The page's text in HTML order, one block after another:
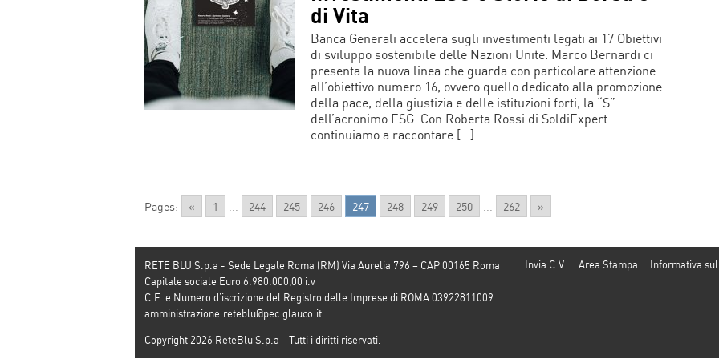
di Vita
Banca Generali accelera sugli investimenti legati ai 17 Obiettivi
di sviluppo sostenibile delle Nazioni Unite. Marco Bernardi ci
presenta la nuova linea che guarda con particolare attenzione
all’obiettivo numero 16, ovvero quello dedicato alla promozione
della pace, della giustizia e delle istituzioni forti, la “S”
dell’acronimo ESG. Con Roberta Rossi di SoldiExpert
continuiamo a raccontare […]
Pages: « 1 244 245 246 247 248 249 250 262 »
Invia C.V. Area Stampa Informativa
RETE BLU S.p.a - Sede Legale Roma (RM) Via Aurelia 796 – CAP 00165 Roma
Capitale sociale Euro 6.980.000,00 i.v
C.F. e Numero d’iscrizione del Registro delle Imprese di ROMA 03922811009
amministrazione.reteblu@pec.glauco.it
Copyright 2026 ReteBlu S.p.a - Tutti i diritti riservati.